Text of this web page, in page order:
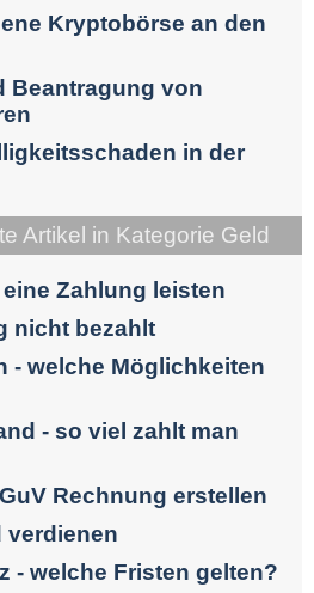
Kryptobörse an den
Beantragung von
in der
Artikel in Kategorie Geld
Zahlung leisten
nicht bezahlt
- welche Möglichkeiten
- so viel zahlt man
Rechnung erstellen
verdienen
- welche Fristen gelten?